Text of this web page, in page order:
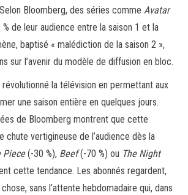
Bloomberg, des séries comme Avatar
% de leur audience entre la saison 1 et la
baptisé « malédiction de la saison 2 »,
sur l’avenir du modèle de diffusion en bloc.
la télévision en permettant aux
une saison entière en quelques jours.
de Bloomberg montrent que cette
chute vertigineuse de l’audience dès la
Piece(-30 %), Beef(-70 %) ou The Night
cette tendance. Les abonnés regardent,
sans l’attente hebdomadaire qui, dans